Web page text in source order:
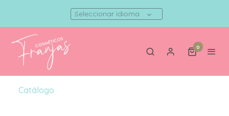
Seleccionar idioma
0
Catálogo